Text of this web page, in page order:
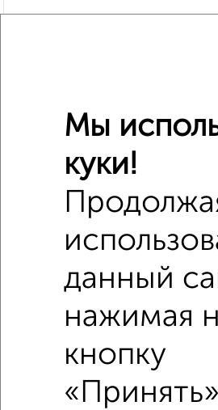
Похожие предложения
Мы
куки!
данный
нажимая
кнопку